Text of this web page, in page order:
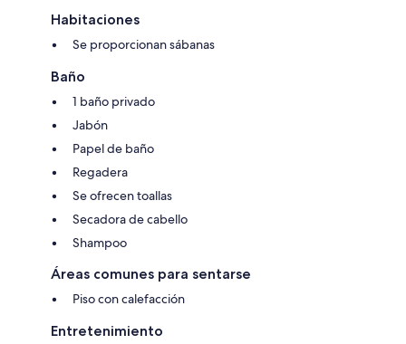
Habitaciones
Se proporcionan sábanas
Baño
1 baño privado
Jabón
Papel de baño
Regadera
Se ofrecen toallas
Secadora de cabello
Shampoo
Áreas comunes para sentarse
Piso con calefacción
Entretenimiento